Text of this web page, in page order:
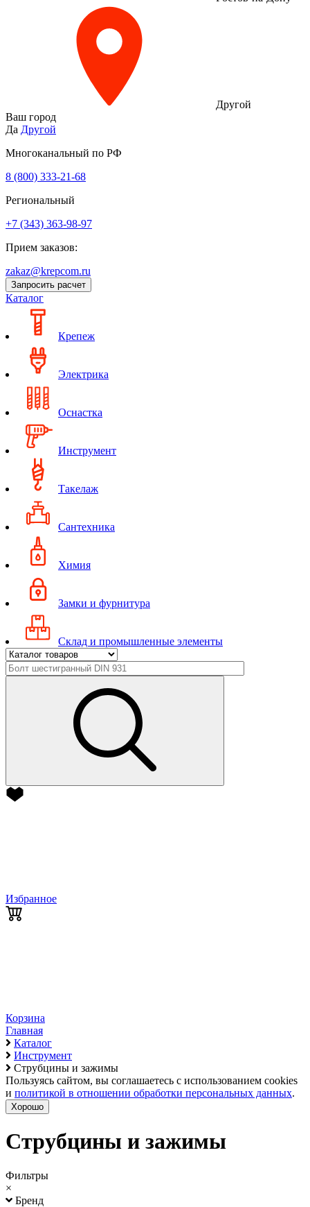
Другой
Ваш город
Да Другой
Многоканальный по РФ
8 (800) 333‑21-68
Региональный
+7 (343) 363-98-97
Прием заказов:
zakaz@krepcom.ru
Запросить расчет
Каталог
Крепеж
Электрика
Оснастка
Инструмент
Такелаж
Сантехника
Химия
Замки и фурнитура
Склад и промышленные элементы
Избранное
Корзина
Главная
Каталог
Инструмент
Струбцины и зажимы
Пользуясь сайтом, вы соглашаетесь с использованием cookies
и политикой в отношении обработки персональных данных.
Хорошо
Струбцины и зажимы
Фильтры
×
Бренд